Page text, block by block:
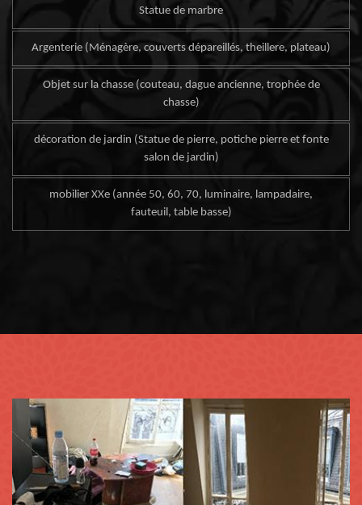
Statue de marbre
Argenterie (Ménagère, couverts dépareillés, theillere, plateau)
Objet sur la chasse (couteau, dague ancienne, trophée de
chasse)
décoration de jardin (Statue de pierre, potiche pierre et fonte
salon de jardin)
mobilier XXe (année 50, 60, 70, luminaire, lampadaire,
fauteuil, table basse)